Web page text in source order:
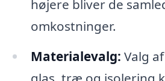
højere bliver de
omkostninger.
Materialevalg: Valg